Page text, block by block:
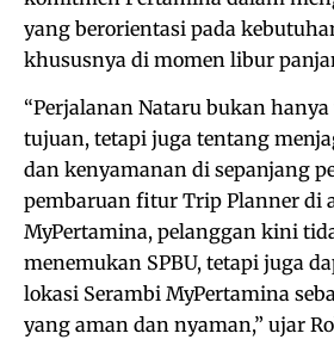
yang berorientasi pada
khususnya di momen libur
“Perjalanan Nataru bukan
tujuan, tetapi juga tentang
dan kenyamanan di sepanjang
pembaruan fitur Trip Planner di
MyPertamina, pelanggan kini
menemukan SPBU, tetapi juga
lokasi Serambi MyPertamina
yang aman dan nyaman,” ujar